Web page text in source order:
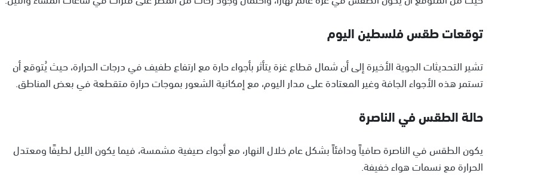
توقعات طقس فلسطين اليوم
تشير التحديثات الجوية الأخيرة إلى أن شمال قطاع غزة يتأثر بأجواء حارة مع ارتفاع طفيف في درجات الحرارة، حيث يُتوقع أن
تستمر هذه الأجواء الجافة وغير المعتادة على مدار اليوم، مع إمكانية الشعور بموجات حرارة متقطعة في بعض المناطق.
حالة الطقس في الناصرة
يكون الطقس في الناصرة صافياً ودافئاً بشكل عام خلال النهار، مع أجواء صيفية مشمسة، فيما يكون الليل لطيفًا ومعتدل
الحرارة مع نسمات هواء خفيفة.